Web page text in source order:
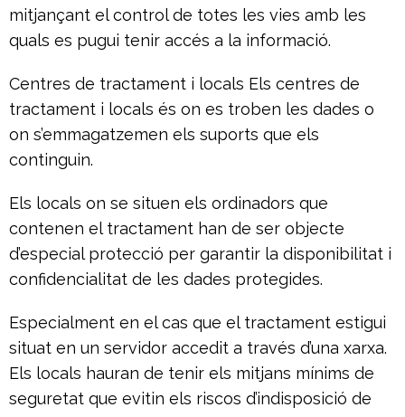
mitjançant el control de totes les vies amb les
quals es pugui tenir accés a la informació.
Centres de tractament i locals Els centres de
tractament i locals és on es troben les dades o
on s’emmagatzemen els suports que els
continguin.
Els locals on se situen els ordinadors que
contenen el tractament han de ser objecte
d’especial protecció per garantir la disponibilitat i
confidencialitat de les dades protegides.
Especialment en el cas que el tractament estigui
situat en un servidor accedit a través d’una xarxa.
Els locals hauran de tenir els mitjans mínims de
seguretat que evitin els riscos d’indisposició de